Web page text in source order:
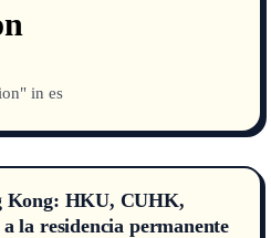
in es
Kong: HKU, CUHK,
la residencia permanente